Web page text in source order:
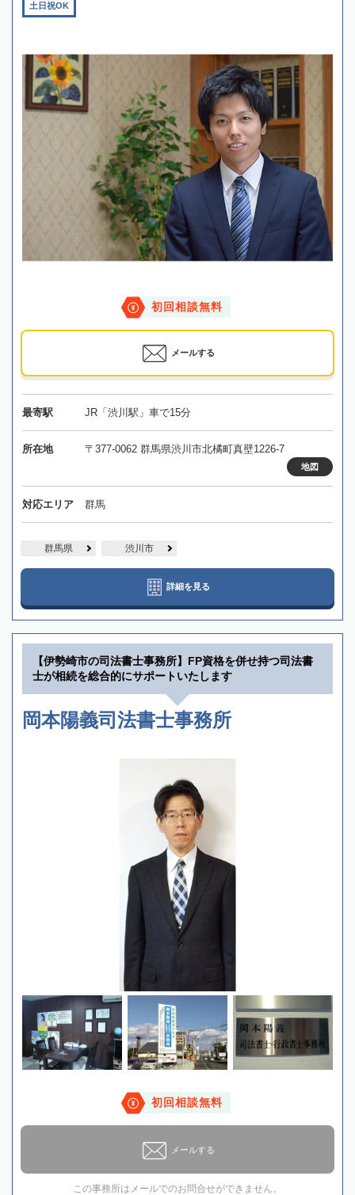
土日祝OK
初回相談無料
メールする
最寄駅 JR「渋川駅」車で15分
所在地 〒377-0062 群馬県渋川市北橘町真壁1226-7
地図
対応エリア 群馬
群馬県 渋川市
詳細を見る
【伊勢崎市の司法書士事務所】FP資格を併せ持つ司法書
士が相続を総合的にサポートいたします
岡本陽義司法書士事務所
初回相談無料
メールする
この事務所はメールでのお問合せができません。